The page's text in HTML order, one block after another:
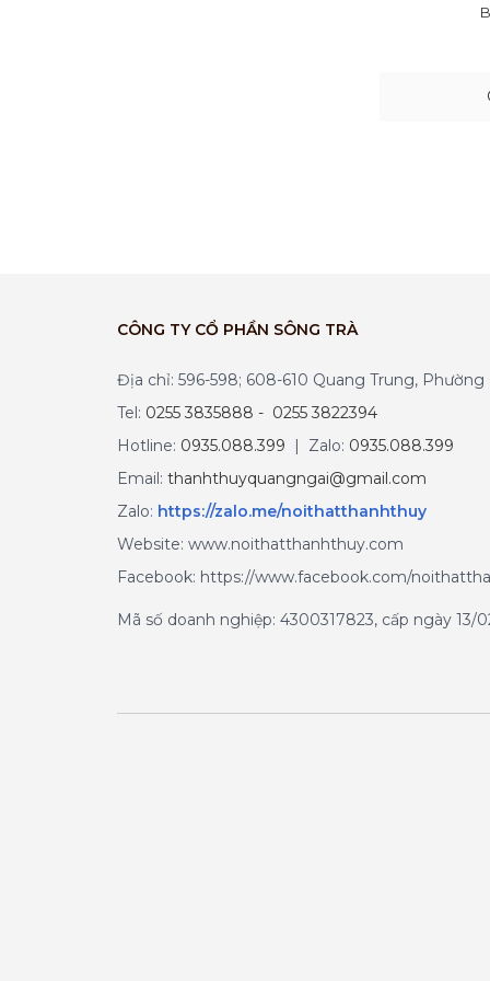
CÔNG TY CỔ PHẦN SÔNG TRÀ
Địa chỉ: 596-598; 608-610 Quang Trung,
Tel: 0255 3835888 - 0255 3822394
Hotline: 0935.088.399 | Zalo: 0935.088.399
Email: thanhthuyquangngai@gmail.com
Zalo: https://zalo.me/noithatthanhthuy
Website: www.noithatthanhthuy.com
Facebook: https://www.facebook.com/
Mã số doanh nghiệp: 4300317823, cấp ngày